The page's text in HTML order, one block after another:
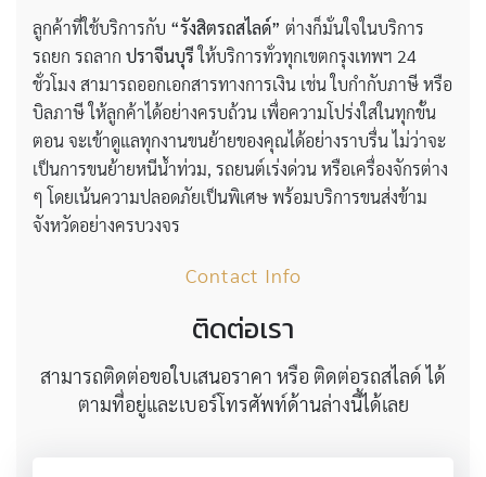
ลูกค้าที่ใช้บริการกับ “รังสิตรถสไลด์” ต่างก็มั่นใจในบริการ
รถยก รถลาก ปราจีนบุรีให้บริการทั่วทุกเขตกรุงเทพฯ 24
ชั่วโมง สามารถออกเอกสารทางการเงิน เช่น ใบกำกับภาษี หรือ
บิลภาษี ให้ลูกค้าได้อย่างครบถ้วน เพื่อความโปร่งใสในทุกขั้น
ตอน จะเข้าดูแลทุกงานขนย้ายของคุณได้อย่างราบรื่น ไม่ว่าจะ
เป็นการขนย้ายหนีน้ำท่วม, รถยนต์เร่งด่วน หรือเครื่องจักรต่าง
ๆ โดยเน้นความปลอดภัยเป็นพิเศษ พร้อมบริการขนส่งข้าม
จังหวัดอย่างครบวงจร
Contact Info
ติดต่อเรา
สามารถติดต่อขอใบเสนอราคา หรือ ติดต่อรถสไลด์ ได้
ตามที่อยู่และเบอร์โทรศัพท์ด้านล่างนี้ได้เลย